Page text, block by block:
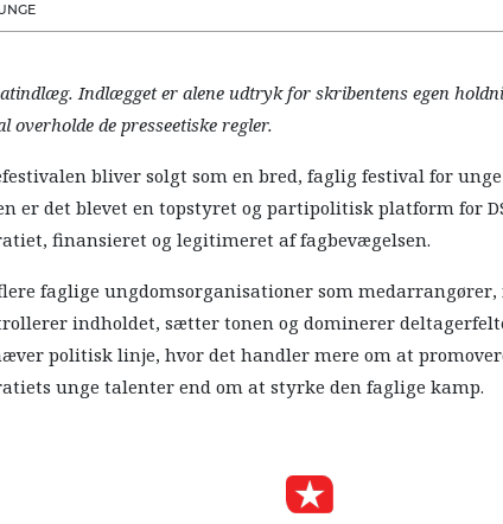
Indlægget er alene udtryk for skribentens egen
overholde de presseetiske regler.
bliver solgt som en bred, faglig festival for
er det blevet en topstyret og partipolitisk platform for
finansieret og legitimeret af fagbevægelsen.
faglige ungdomsorganisationer som
indholdet, sætter tonen og dominerer
politisk linje, hvor det handler mere om at
unge talenter end om at styrke den faglige kamp.